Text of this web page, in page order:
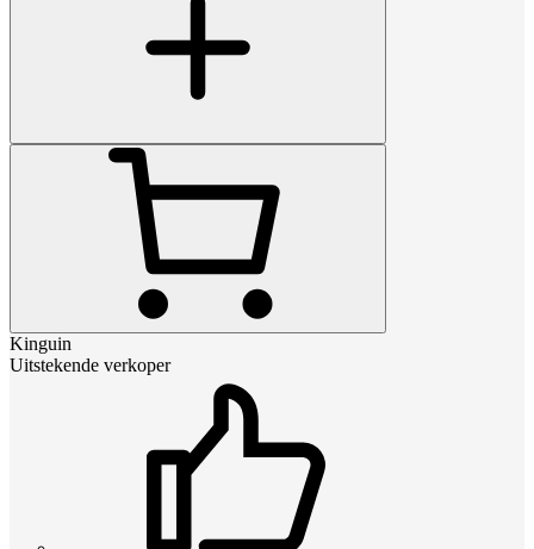
Kinguin
Uitstekende verkoper